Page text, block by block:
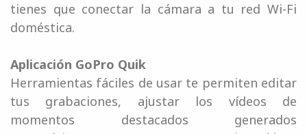
tienes que conectar la cámara a tu red Wi-Fi
doméstica.
Aplicación GoPro Quik
Herramientas fáciles de usar te permiten editar
tus grabaciones, ajustar los vídeos de
momentos destacados generados